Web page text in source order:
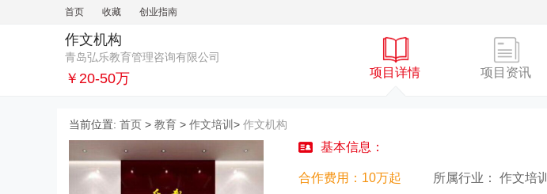
首页 收藏 创业指南
作文机构
青岛弘乐教育管理咨询有限公司
￥20-50万 项目详情 项目资讯
当前位置: 首页 > 教育 > 作文培训 > 作文机构
基本信息：
合作费用：10万起 所属行业： 作文培训